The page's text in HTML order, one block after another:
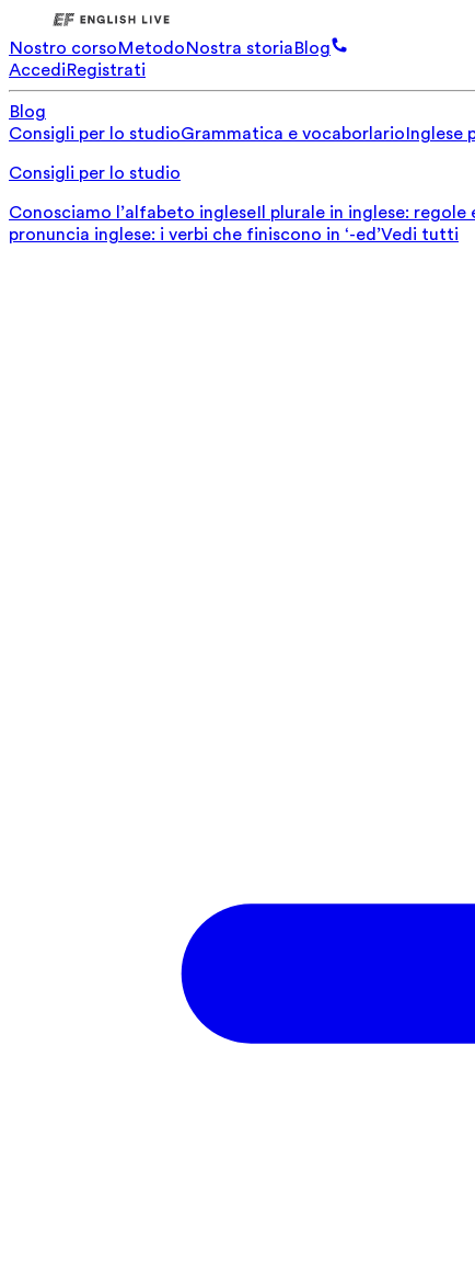
Nostro corsoMetodoNostra storiaBlog
AccediRegistrati
Blog
Consigli per lo studioGrammatica e vocaborlarioInglese
Consigli per lo studio
Conosciamo l’alfabeto ingleseIl plurale in inglese: regole
pronuncia inglese: i verbi che finiscono in ‘-ed’Vedi tutti